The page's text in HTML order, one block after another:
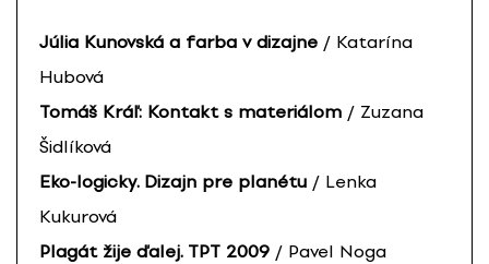
Júlia Kunovská a farba v dizajne / Katarína
Hubová
Tomáš Kráľ: Kontakt s materiálom / Zuzana
Šidlíková
Eko-logicky. Dizajn pre planétu / Lenka
Kukurová
Plagát žije ďalej. TPT 2009 / Pavel Noga